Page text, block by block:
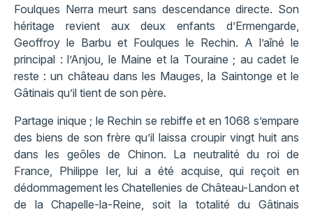
Foulques Nerra meurt sans descendance directe. Son
héritage revient aux deux enfants d’Ermengarde,
Geoffroy le Barbu et Foulques le Rechin. A l’aîné le
principal : l’Anjou, le Maine et la Touraine ; au cadet le
reste : un château dans les Mauges, la Saintonge et le
Gâtinais qu’il tient de son père.
Partage inique ; le Rechin se rebiffe et en 1068 s’empare
des biens de son frère qu’il laissa croupir vingt huit ans
dans les geôles de Chinon. La neutralité du roi de
France, Philippe Ier, lui a été acquise, qui reçoit en
dédommagement les Chatellenies de Château-Landon et
de la Chapelle-la-Reine, soit la totalité du Gâtinais